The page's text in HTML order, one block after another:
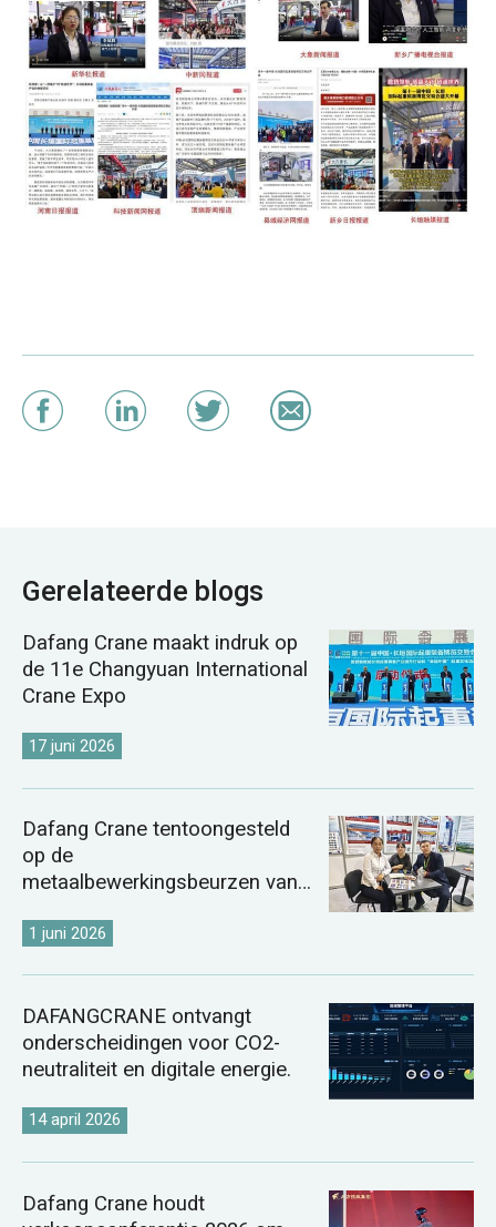
Gerelateerde blogs
Dafang Crane maakt indruk op
de 11e Changyuan International
Crane Expo
17 juni 2026
Dafang Crane tentoongesteld
op de
metaalbewerkingsbeurzen van
2026.
1 juni 2026
DAFANGCRANE ontvangt
onderscheidingen voor CO2-
neutraliteit en digitale energie.
14 april 2026
Dafang Crane houdt